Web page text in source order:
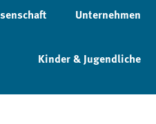
Unternehmen
Kinder & Jugendliche